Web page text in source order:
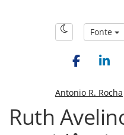
Fonte
Antonio R. Rocha
Ruth